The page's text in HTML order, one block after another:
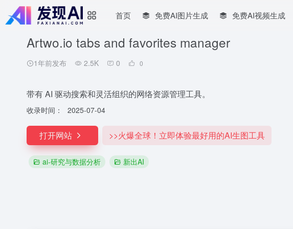
首页 免费AI图片生成 免费AI视频生成
Artwo.io tabs and favorites manager
1年前发布 2.5K 0 0
带有 AI 驱动搜索和灵活组织的网络资源管理工具。
收录时间： 2025-07-04
打开网站 >>火爆全球！立即体验最好用的AI生图工具
ai-研究与数据分析 新出AI